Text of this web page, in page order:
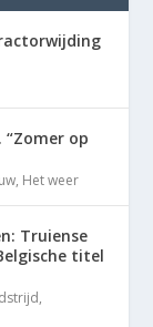
“Zomer op
, Het weer
Truiense
titel
,